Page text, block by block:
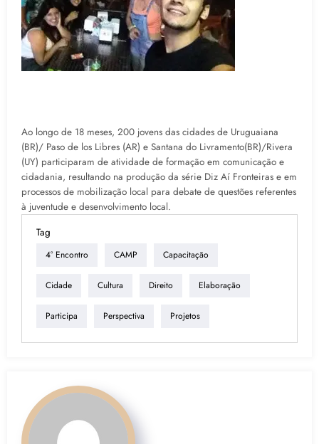
Ao longo de 18 meses, 200 jovens das cidades de Uruguaiana
(BR)/ Paso de los Libres (AR) e Santana do Livramento(BR)/Rivera
(UY) participaram de atividade de formação em comunicação e
cidadania, resultando na produção da série Diz Aí Fronteiras e em
processos de mobilização local para debate de questões referentes
à juventude e desenvolvimento local.
Tag
4° Encontro CAMP Capacitação
Cidade Cultura Direito Elaboração
Participa Perspectiva Projetos